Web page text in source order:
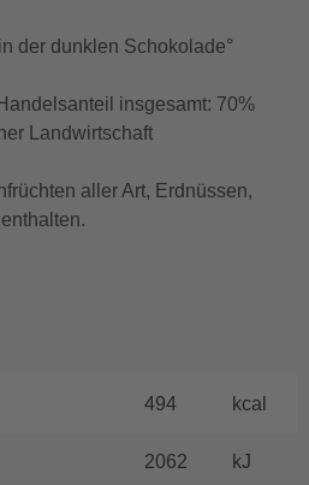
der dunklen Schokolade°
insgesamt: 70%
Landwirtschaft
aller Art, Erdnüssen,
494 kcal
2062 kJ